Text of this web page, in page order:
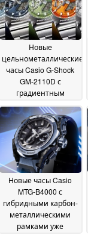
Новые
цельнометаллические
часы Casio G-Shock
GM-2110D с
градиентным
сообщается, уже на
подходе16 June 2025
Новые часы Casio
MTG-B4000 с
гибридными карбон-
металлическими
рамками уже